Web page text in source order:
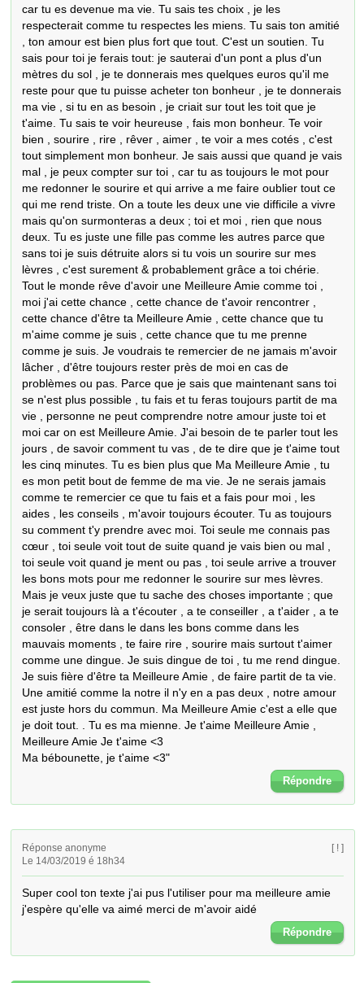
car tu es devenue ma vie. Tu sais tes choix , je les
respecterait comme tu respectes les miens. Tu sais ton amitié
, ton amour est bien plus fort que tout. C'est un soutien. Tu
sais pour toi je ferais tout: je sauterai d'un pont a plus d'un
mètres du sol , je te donnerais mes quelques euros qu'il me
reste pour que tu puisse acheter ton bonheur , je te donnerais
ma vie , si tu en as besoin , je criait sur tout les toit que je
t'aime. Tu sais te voir heureuse , fais mon bonheur. Te voir
bien , sourire , rire , rêver , aimer , te voir a mes cotés , c'est
tout simplement mon bonheur. Je sais aussi que quand je vais
mal , je peux compter sur toi , car tu as toujours le mot pour
me redonner le sourire et qui arrive a me faire oublier tout ce
qui me rend triste. On a toute les deux une vie difficile a vivre
mais qu'on surmonteras a deux ; toi et moi , rien que nous
deux. Tu es juste une fille pas comme les autres parce que
sans toi je suis détruite alors si tu vois un sourire sur mes
lèvres , c'est surement & probablement grâce a toi chérie.
Tout le monde rêve d'avoir une Meilleure Amie comme toi ,
moi j'ai cette chance , cette chance de t'avoir rencontrer ,
cette chance d'être ta Meilleure Amie , cette chance que tu
m'aime comme je suis , cette chance que tu me prenne
comme je suis. Je voudrais te remercier de ne jamais m'avoir
lâcher , d'être toujours rester près de moi en cas de
problèmes ou pas. Parce que je sais que maintenant sans toi
se n'est plus possible , tu fais et tu feras toujours partit de ma
vie , personne ne peut comprendre notre amour juste toi et
moi car on est Meilleure Amie. J'ai besoin de te parler tout les
jours , de savoir comment tu vas , de te dire que je t'aime tout
les cinq minutes. Tu es bien plus que Ma Meilleure Amie , tu
es mon petit bout de femme de ma vie. Je ne serais jamais
comme te remercier ce que tu fais et a fais pour moi , les
aides , les conseils , m'avoir toujours écouter. Tu as toujours
su comment t'y prendre avec moi. Toi seule me connais pas
cœur , toi seule voit tout de suite quand je vais bien ou mal ,
toi seule voit quand je ment ou pas , toi seule arrive a trouver
les bons mots pour me redonner le sourire sur mes lèvres.
Mais je veux juste que tu sache des choses importante ; que
je serait toujours là a t'écouter , a te conseiller , a t'aider , a te
consoler , être dans le dans les bons comme dans les
mauvais moments , te faire rire , sourire mais surtout t'aimer
comme une dingue. Je suis dingue de toi , tu me rend dingue.
Je suis fière d'être ta Meilleure Amie , de faire partit de ta vie.
Une amitié comme la notre il n'y en a pas deux , notre amour
est juste hors du commun. Ma Meilleure Amie c'est a elle que
je doit tout. . Tu es ma mienne. Je t'aime Meilleure Amie ,
Meilleure Amie Je t'aime <3
Ma bébounette, je t'aime <3"
Répondre
Réponse anonyme
Le 14/03/2019 é 18h34
[ ! ]
Super cool ton texte j'ai pus l'utiliser pour ma meilleure amie
j'espère qu'elle va aimé merci de m'avoir aidé
Répondre